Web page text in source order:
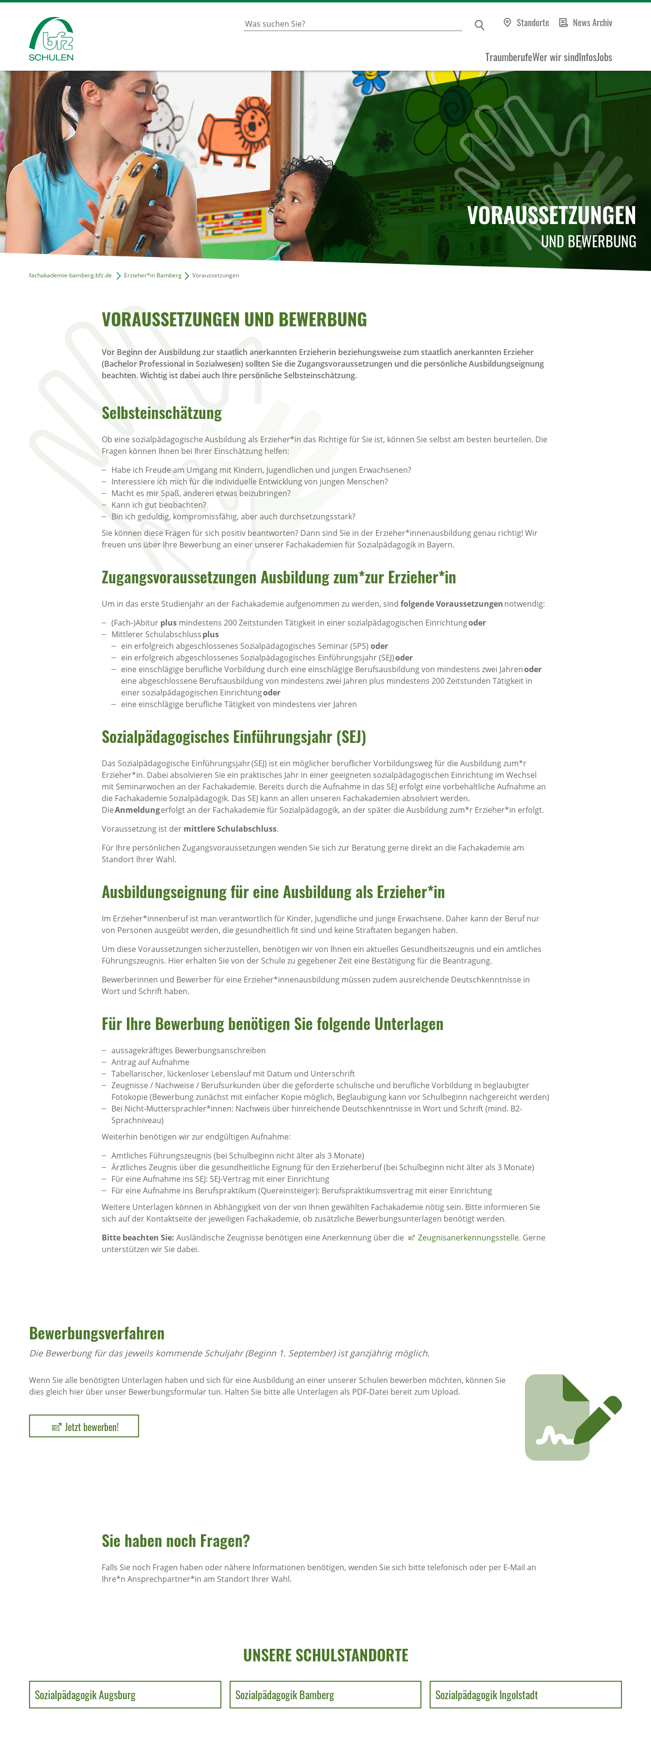
Standorte News Archiv
TraumberufeWer wir sindInfosJobs
VORAUSSETZUNGEN
UND BEWERBUNG
fachakademie-bamberg.bfz.de Erzieher*in Bamberg Voraussetzungen
VORAUSSETZUNGEN UND BEWERBUNG
Vor Beginn der Ausbildung zur staatlich anerkannten Erzieherin beziehungsweise zum staatlich anerkannten Erzieher
(Bachelor Professional in Sozialwesen) sollten Sie die Zugangsvoraussetzungen und die persönliche Ausbildungseignung
beachten. Wichtig ist dabei auch Ihre persönliche Selbsteinschätzung.
Selbsteinschätzung
Ob eine sozialpädagogische Ausbildung als Erzieher*in das Richtige für Sie ist, können Sie selbst am besten beurteilen. Die
Fragen können Ihnen bei Ihrer Einschätzung helfen:
Habe ich Freude am Umgang mit Kindern, Jugendlichen und jungen Erwachsenen?
Interessiere ich mich für die individuelle Entwicklung von jungen Menschen?
Macht es mir Spaß, anderen etwas beizubringen?
Kann ich gut beobachten?
Bin ich geduldig, kompromissfähig, aber auch durchsetzungsstark?
Sie können diese Fragen für sich positiv beantworten? Dann sind Sie in der Erzieher*innenausbildung genau richtig! Wir
freuen uns über Ihre Bewerbung an einer unserer Fachakademien für Sozialpädagogik in Bayern.
Zugangsvoraussetzungen Ausbildung zum*zur Erzieher*in
Um in das erste Studienjahr an der Fachakademie aufgenommen zu werden, sind folgende Voraussetzungennotwendig:
(Fach-)Abitur plus mindestens 200 Zeitstunden Tätigkeit in einer sozialpädagogischen Einrichtungoder
Mittlerer Schulabschlussplus
ein erfolgreich abgeschlossenes Sozialpädagogisches Seminar (SPS) oder
ein erfolgreich abgeschlossenes Sozialpädagogisches Einführungsjahr (SEJ)oder
eine einschlägige berufliche Vorbildung durch eine einschlägige Berufsausbildung von mindestens zwei Jahrenoder
eine abgeschlossene Berufsausbildung von mindestens zwei Jahren plus mindestens 200 Zeitstunden Tätigkeit in
einer sozialpädagogischen Einrichtungoder
eine einschlägige berufliche Tätigkeit von mindestens vier Jahren
Sozialpädagogisches Einführungsjahr (SEJ)
Das Sozialpädagogische Einführungsjahr (SEJ) ist ein möglicher beruflicher Vorbildungsweg für die Ausbildung zum*r
Erzieher*in. Dabei absolvieren Sie ein praktisches Jahr in einer geeigneten sozialpädagogischen Einrichtung im Wechsel
mit Seminarwochen an der Fachakademie. Bereits durch die Aufnahme in das SEJ erfolgt eine vorbehaltliche Aufnahme an
die Fachakademie Sozialpädagogik. Das SEJ kann an allen unseren Fachakademien absolviert werden.
DieAnmeldungerfolgt an der Fachakademie für Sozialpädagogik, an der später die Ausbildung zum*r Erzieher*in erfolgt.
Voraussetzung ist der mittlere Schulabschluss.
Für Ihre persönlichen Zugangsvoraussetzungen wenden Sie sich zur Beratung gerne direkt an die Fachakademie am
Standort Ihrer Wahl.
Ausbildungseignung für eine Ausbildung als Erzieher*in
Im Erzieher*innenberuf ist man verantwortlich für Kinder, Jugendliche und junge Erwachsene. Daher kann der Beruf nur
von Personen ausgeübt werden, die gesundheitlich fit sind und keine Straftaten begangen haben.
Um diese Voraussetzungen sicherzustellen, benötigen wir von Ihnen ein aktuelles Gesundheitszeugnis und ein amtliches
Führungszeugnis. Hier erhalten Sie von der Schule zu gegebener Zeit eine Bestätigung für die Beantragung.
Bewerberinnen und Bewerber für eine Erzieher*innenausbildung müssen zudem ausreichende Deutschkenntnisse in
Wort und Schrift haben.
Für Ihre Bewerbung benötigen Sie folgende Unterlagen
aussagekräftiges Bewerbungsanschreiben
Antrag auf Aufnahme
Tabellarischer, lückenloser Lebenslauf mit Datum und Unterschrift
Zeugnisse / Nachweise / Berufsurkunden über die geforderte schulische und berufliche Vorbildung in beglaubigter
Fotokopie (Bewerbung zunächst mit einfacher Kopie möglich, Beglaubigung kann vor Schulbeginn nachgereicht werden)
Bei Nicht-Muttersprachler*innen: Nachweis über hinreichende Deutschkenntnisse in Wort und Schrift (mind. B2-
Sprachniveau)
Weiterhin benötigen wir zur endgültigen Aufnahme:
Amtliches Führungszeugnis (bei Schulbeginn nicht älter als 3 Monate)
Ärztliches Zeugnis über die gesundheitliche Eignung für den Erzieherberuf (bei Schulbeginn nicht älter als 3 Monate)
Für eine Aufnahme ins SEJ: SEJ-Vertrag mit einer Einrichtung
Für eine Aufnahme ins Berufspraktikum (Quereinsteiger): Berufspraktikumsvertrag mit einer Einrichtung
Weitere Unterlagen können in Abhängigkeit von der von Ihnen gewählten Fachakademie nötig sein. Bitte informieren Sie
sich auf der Kontaktseite der jeweiligen Fachakademie, ob zusätzliche Bewerbungsunterlagen benötigt werden.
Bitte beachten Sie: Ausländische Zeugnisse benötigen eine Anerkennung über die Zeugnisanerkennungsstelle. Gerne
unterstützen wir Sie dabei.
Bewerbungsverfahren
Die Bewerbung für das jeweils kommende Schuljahr (Beginn 1. September) ist ganzjährig möglich.
Wenn Sie alle benötigten Unterlagen haben und sich für eine Ausbildung an einer unserer Schulen bewerben möchten, können Sie
dies gleich hier über unser Bewerbungsformular tun. Halten Sie bitte alle Unterlagen als PDF-Datei bereit zum Upload.
Jetzt bewerben!
Sie haben noch Fragen?
Falls Sie noch Fragen haben oder nähere Informationen benötigen, wenden Sie sich bitte telefonisch oder per E-Mail an
Ihre*n Ansprechpartner*in am Standort Ihrer Wahl.
UNSERE SCHULSTANDORTE
Sozialpädagogik Augsburg Sozialpädagogik Bamberg Sozialpädagogik Ingolstadt